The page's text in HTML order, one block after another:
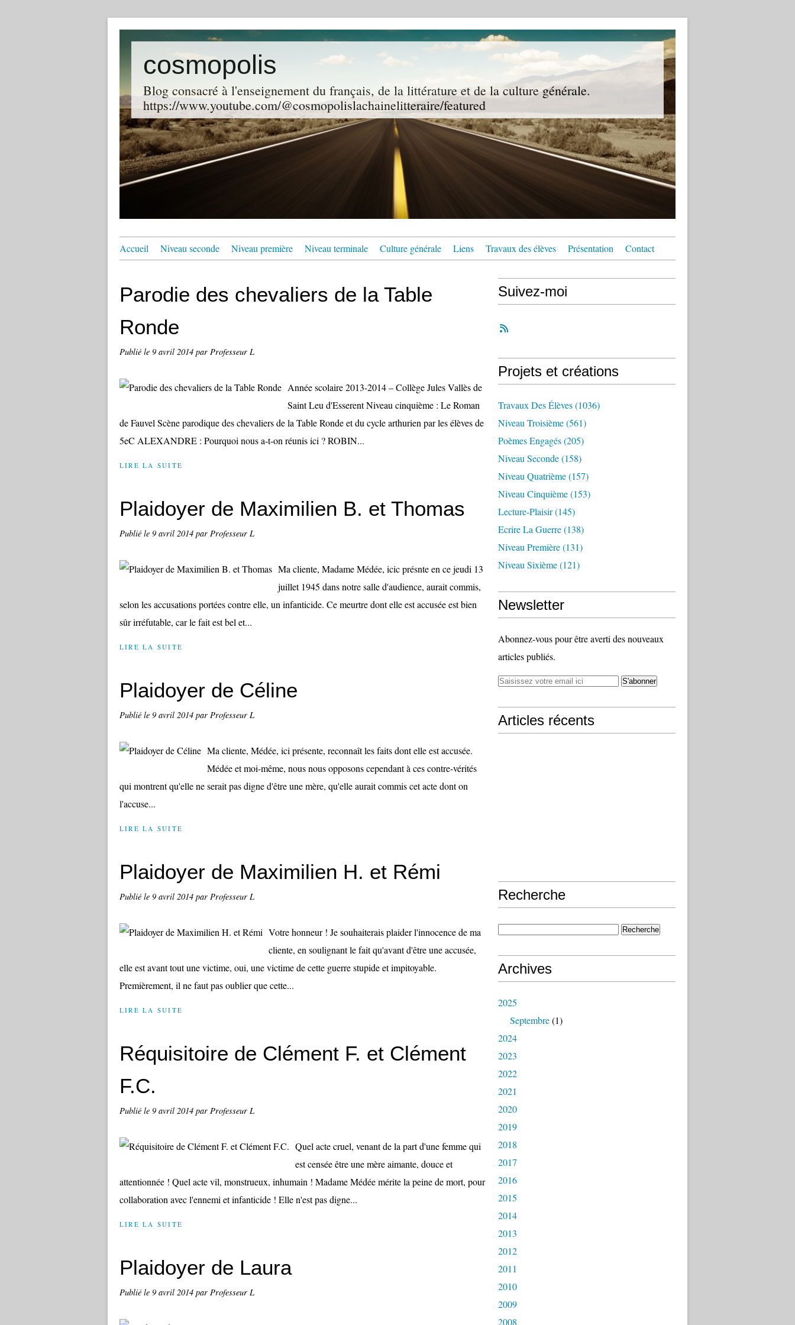
cosmopolis
Blog consacré à l'enseignement du français, de la littérature et de la culture générale.
https://www.youtube.com/@cosmopolislachainelitteraire/featured
Accueil Niveau seconde Niveau première Niveau terminale Culture générale Liens Travaux des élèves Présentation Contact
Parodie des chevaliers de la Table
Ronde
Publié le 9 avril 2014 par Professeur L
Année scolaire 2013-2014 – Collège Jules Vallès de
Saint Leu d'Esserent Niveau cinquième : Le Roman
de Fauvel Scène parodique des chevaliers de la Table Ronde et du cycle arthurien par les élèves de
5eC ALEXANDRE : Pourquoi nous a-t-on réunis ici ? ROBIN...
LIRE LA SUITE
Plaidoyer de Maximilien B. et Thomas
Publié le 9 avril 2014 par Professeur L
Ma cliente, Madame Médée, icic présnte en ce jeudi 13
juillet 1945 dans notre salle d'audience, aurait commis,
selon les accusations portées contre elle, un infanticide. Ce meurtre dont elle est accusée est bien
sûr irréfutable, car le fait est bel et...
LIRE LA SUITE
Plaidoyer de Céline
Publié le 9 avril 2014 par Professeur L
Ma cliente, Médée, ici présente, reconnaît les faits dont elle est accusée.
Médée et moi-même, nous nous opposons cependant à ces contre-vérités
qui montrent qu'elle ne serait pas digne d'être une mère, qu'elle aurait commis cet acte dont on
l'accuse...
LIRE LA SUITE
Plaidoyer de Maximilien H. et Rémi
Publié le 9 avril 2014 par Professeur L
Votre honneur ! Je souhaiterais plaider l'innocence de ma
cliente, en soulignant le fait qu'avant d'être une accusée,
elle est avant tout une victime, oui, une victime de cette guerre stupide et impitoyable.
Premièrement, il ne faut pas oublier que cette...
LIRE LA SUITE
Réquisitoire de Clément F. et Clément
F.C.
Publié le 9 avril 2014 par Professeur L
Quel acte cruel, venant de la part d'une femme qui
est censée être une mère aimante, douce et
attentionnée ! Quel acte vil, monstrueux, inhumain ! Madame Médée mérite la peine de mort, pour
collaboration avec l'ennemi et infanticide ! Elle n'est pas digne...
LIRE LA SUITE
Plaidoyer de Laura
Publié le 9 avril 2014 par Professeur L
Suivez-moi
Projets et créations
Travaux Des Élèves(1036)
Niveau Troisième(561)
Poèmes Engagés(205)
Niveau Seconde(158)
Niveau Quatrième(157)
Niveau Cinquième(153)
Lecture-Plaisir(145)
Ecrire La Guerre(138)
Niveau Première(131)
Niveau Sixième(121)
Newsletter
Abonnez-vous pour être averti des nouveaux
articles publiés.
Articles récents
Recherche
Archives
2025
Septembre(1)
2024
2023
2022
2021
2020
2019
2018
2017
2016
2015
2014
2013
2012
2011
2010
2009
2008